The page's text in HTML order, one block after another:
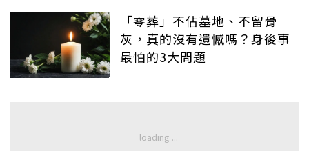
「零葬」不佔墓地、不留骨
灰，真的沒有遺憾嗎？身後事
最怕的3大問題